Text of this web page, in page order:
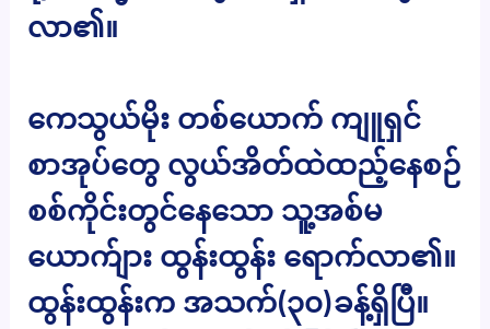
လာ၏။
ကေသွယ်မိုး တစ်ယောက် ကျူရှင်
စာအုပ်တွေ လွယ်အိတ်ထဲထည့်နေစဉ်
စစ်ကိုင်းတွင်နေသော သူ့အစ်မ
ယောက်ျား ထွန်းထွန်း ရောက်လာ၏။
ထွန်းထွန်းက အသက်(၃၀)ခန့်ရှိပြီ။